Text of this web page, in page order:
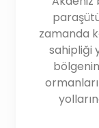
zamanda
sahipliği
bölgenin